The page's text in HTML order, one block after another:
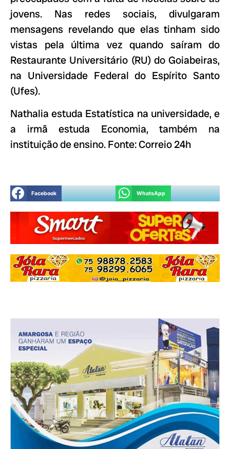
jovens. Nas redes sociais, divulgaram
mensagens revelando que elas tinham sido
vistas pela última vez quando saíram do
Restaurante Universitário (RU) do Goiabeiras,
na Universidade Federal do Espírito Santo
(Ufes).
Nathalia estuda Estatística na universidade, e
a irmã estuda Economia, também na
instituição de ensino. Fonte: Correio 24h
Facebook WhatsApp